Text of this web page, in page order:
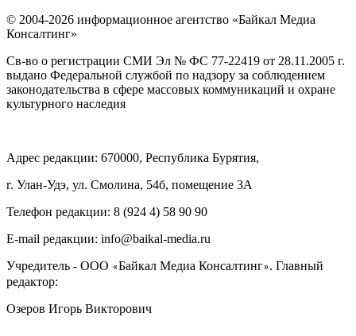
© 2004-2026 информационное агентство «Байкал Медиа
Консалтинг»
Св-во о регистрации СМИ Эл № ФС 77-22419 от 28.11.2005 г.
выдано Федеральной службой по надзору за соблюдением
законодательства в сфере массовых коммуникаций и охране
культурного наследия
Адрес редакции: 670000, Республика Бурятия,
г. Улан-Удэ, ул. Смолина, 54б, помещение 3А
Телефон редакции: ‎‎8 (924 4) 58 90 90
E-mail редакции: info@baikal-media.ru
Учредитель - ООО «Байкал Медиа Консалтинг». Главный
редактор:
Озеров Игорь Викторович